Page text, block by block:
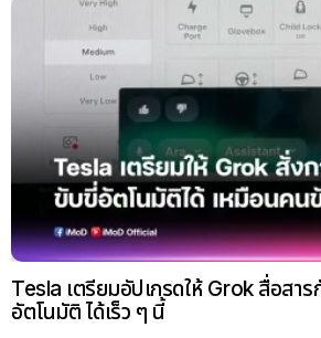
Tesla เตรียมอัปเกรดให้ Grok สื่อสา
อัตโนมัติ ได้เร็ว ๆ นี้